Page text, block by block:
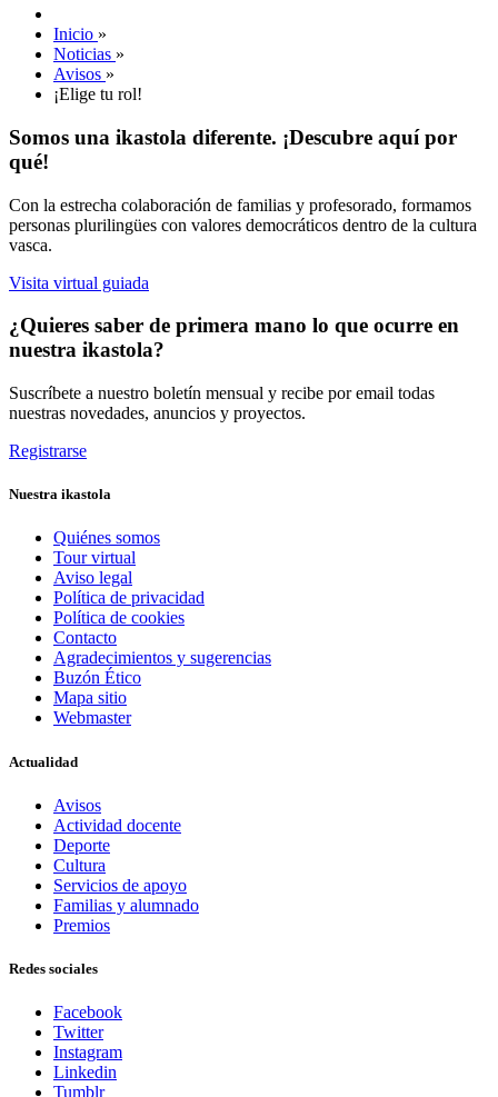
Inicio »
Noticias »
Avisos »
¡Elige tu rol!
Somos una ikastola diferente. ¡Descubre aquí por
qué!
Con la estrecha colaboración de familias y profesorado, formamos
personas plurilingües con valores democráticos dentro de la cultura
vasca.
Visita virtual guiada
¿Quieres saber de primera mano lo que ocurre en
nuestra ikastola?
Suscríbete a nuestro boletín mensual y recibe por email todas
nuestras novedades, anuncios y proyectos.
Registrarse
Nuestra ikastola
Quiénes somos
Tour virtual
Aviso legal
Política de privacidad
Política de cookies
Contacto
Agradecimientos y sugerencias
Buzón Ético
Mapa sitio
Webmaster
Actualidad
Avisos
Actividad docente
Deporte
Cultura
Servicios de apoyo
Familias y alumnado
Premios
Redes sociales
Facebook
Twitter
Instagram
Linkedin
Tumblr